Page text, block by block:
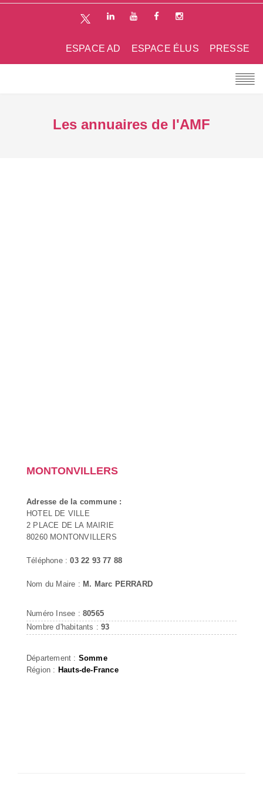
PRESSE
ESPACE ÉLUS
ESPACE AD
Les annuaires de l'AMF
MONTONVILLERS
Adresse de la commune :
HOTEL DE VILLE
2 PLACE DE LA MAIRIE
80260 MONTONVILLERS
Téléphone :03 22 93 77 88
Nom du Maire : M. Marc PERRARD
Numéro Insee : 80565
Nombre d'habitants :93
Département : Somme
Région : Hauts-de-France